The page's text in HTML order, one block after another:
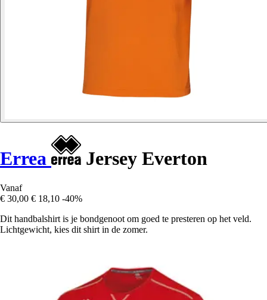
Errea Jersey Everton
Vanaf
€ 30,00 € 18,10 -40%
Dit handbalshirt is je bondgenoot om goed te presteren op het veld.
Lichtgewicht, kies dit shirt in de zomer.